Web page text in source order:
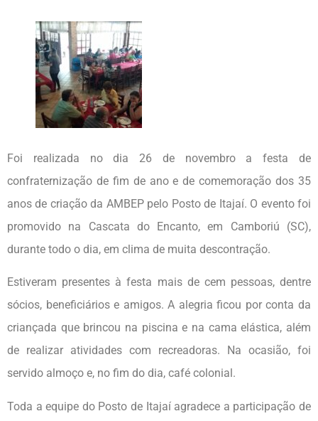
Foi realizada no dia 26 de novembro a festa de
confraternização de fim de ano e de comemoração dos 35
anos de criação da AMBEP pelo Posto de Itajaí. O evento foi
promovido na Cascata do Encanto, em Camboriú (SC),
durante todo o dia, em clima de muita descontração.
Estiveram presentes à festa mais de cem pessoas, dentre
sócios, beneficiários e amigos. A alegria ficou por conta da
criançada que brincou na piscina e na cama elástica, além
de realizar atividades com recreadoras. Na ocasião, foi
servido almoço e, no fim do dia, café colonial.
Toda a equipe do Posto de Itajaí agradece a participação de